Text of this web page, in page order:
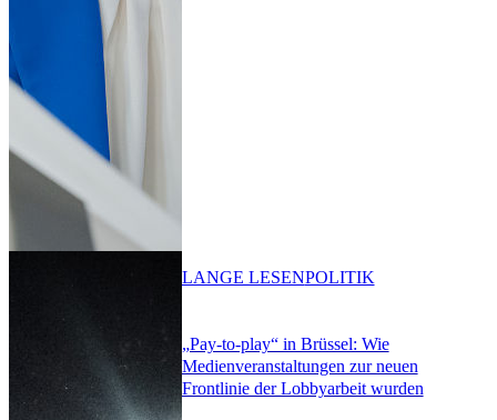
„Pay-to-play“ in Brüssel: Wie
Medienveranstaltungen zur neuen
Frontlinie der Lobbyarbeit wurden
LANGE LESENPOLITIK